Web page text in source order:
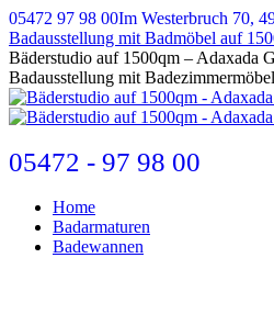
Zum
Inhalt
springen
05472 97 98 00Im Westerbruch 70,
Badausstellung mit Badmöbel auf
E-
Mail
page
opens
new
window
Bäderstudio auf 1500qm – Adaxada
Badausstellung mit
05472 - 97 98 00
Home
Badarmaturen
Badewannen